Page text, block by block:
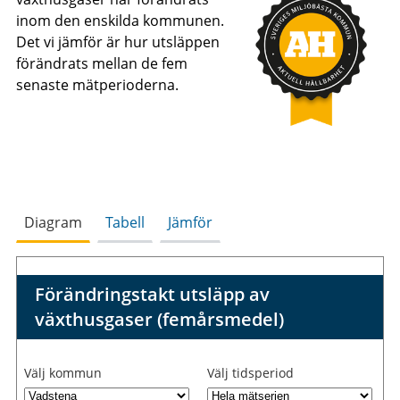
inom den enskilda kommunen.
Det vi jämför är hur utsläppen
förändrats mellan de fem
senaste mätperioderna.
Diagram Tabell Jämför
Förändringstakt utsläpp av
växthusgaser (femårsmedel)
Välj kommun Välj tidsperiod